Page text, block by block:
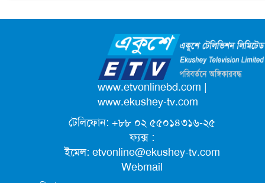
ক্যাম্পাস অ্যাম্বাসেডর নিয়োগ দিচ্ছে একুশে
টেলিভিশন
পদোন্নতি পেয়ে সচিব হলেন ২ কর্মকর্তা
লিগ্যাল এইডের মাধ্যমে সন্তান ফিরে পেল
সেই কিশোরী মা জুঁই
জেট ফুয়েলের দাম কমলো লিটারে ১৯ টাকা
www.etvonlinebd.com |
www.ekushey-tv.com
টেলিফোন: +৮৮ ০২ ৫৫০১৪৩১৬-২৫
ফ্যক্স :
ইমেল: etvonline@ekushey-tv.com
Webmail